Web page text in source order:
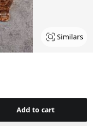
Similars
Add to cart